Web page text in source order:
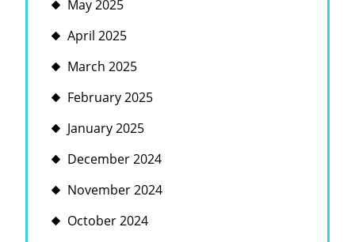
May 2025
April 2025
March 2025
February 2025
January 2025
December 2024
November 2024
October 2024